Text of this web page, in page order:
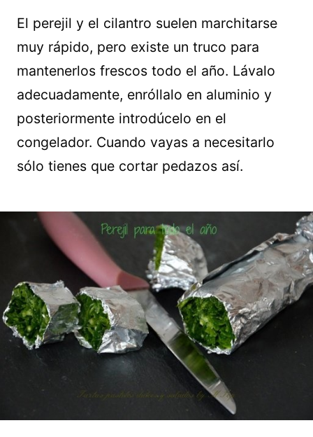
El perejil y el cilantro suelen marchitarse
muy rápido, pero existe un truco para
mantenerlos frescos todo el año. Lávalo
adecuadamente, enróllalo en aluminio y
posteriormente introdúcelo en el
congelador. Cuando vayas a necesitarlo
sólo tienes que cortar pedazos así.